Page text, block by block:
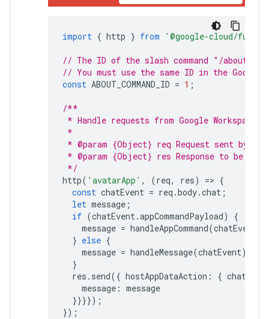
import { http } from '@google-cloud/
// The ID of the slash command "/about".
// You must use the same ID in the
const ABOUT_COMMAND_ID = 1 ;
/**
* Handle requests from Google Workspace
*
* @param {Object} req Request sent by
* @param {Object} res Response to be
*/
http( 'avatarApp' , (req, res) => {
const chatEvent = req .body.chat ;
let message ;
if (chatEvent.appCommandPayload)
{
message = handleAppCommand(chatEvent
} else {
message = handleMessage(chatEvent);
}
res . send({ hostAppDataAction : {
message : message
}}}});
});